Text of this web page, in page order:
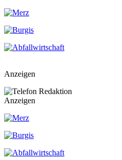
Anzeigen
Anzeigen